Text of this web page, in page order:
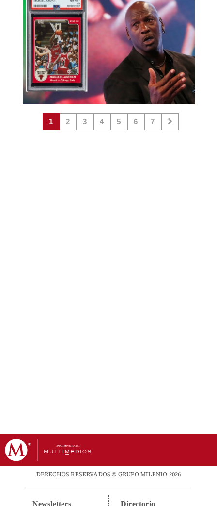
1 2 3 4 5 6 7
DERECHOS RESERVADOS © GRUPO MILENIO 2026
Newsletters Directorio